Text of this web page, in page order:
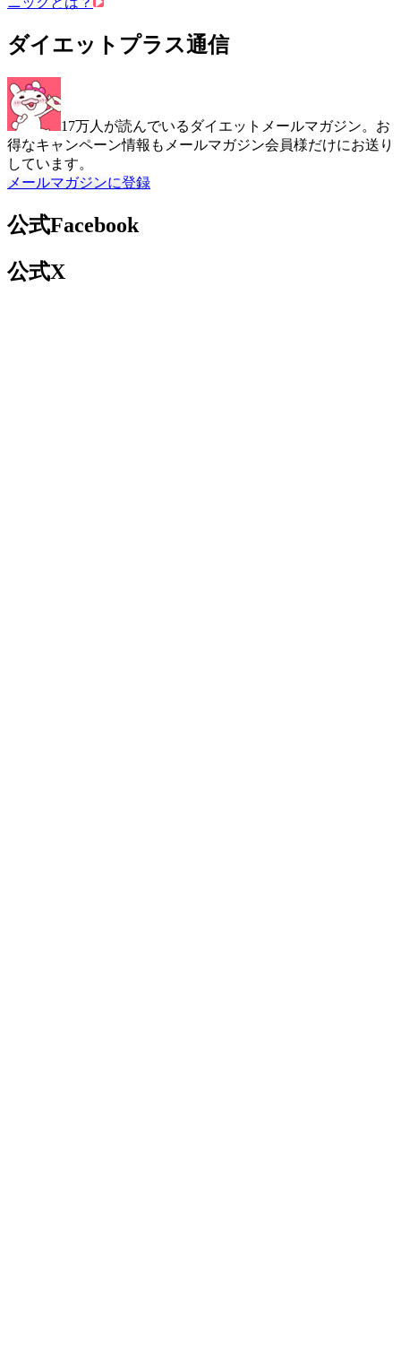
ダイエットプラス通信
17万人が読んでいるダイエットメールマガジン。お
得なキャンペーン情報もメールマガジン会員様だけにお送り
しています。
メールマガジンに登録
公式Facebook
公式X